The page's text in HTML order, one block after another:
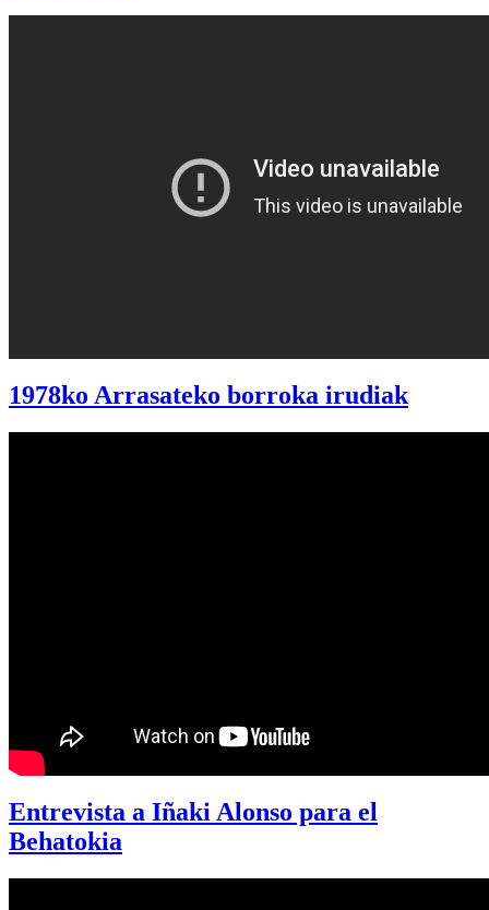
1978ko Arrasateko borroka irudiak
Entrevista a Iñaki Alonso para el
Behatokia